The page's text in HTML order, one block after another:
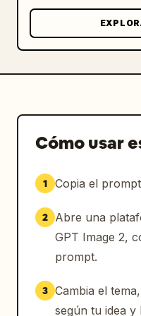
vacío para imagen/
Contenido de
シャソリア . Agrega
dispersas como 「す
くすさんもだいすき♡
「すきなもの うさちゃ
イドルになるっ…♡」,
「リほんいっぱいだい
の…♡」. Haz que la
y cajas de notas
Cómo usar
1 Copia el
2
Abre una
GPT Image 2,
prompt.
3 Cambia el
según tu idea y